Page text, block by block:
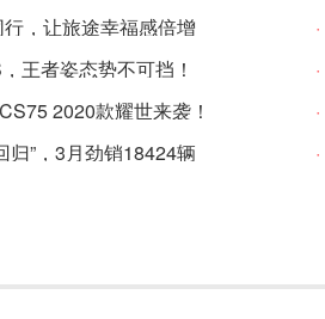
，让旅途幸福感倍增
王者姿态势不可挡！
2020款耀世来袭！
归”，3月劲销18424辆
·
·
·
·